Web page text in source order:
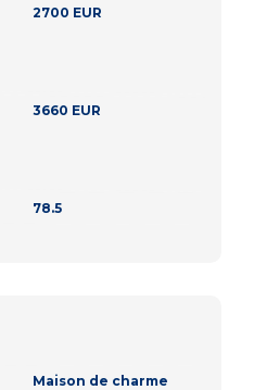
2700 EUR
3660 EUR
78.5
Maison de charme